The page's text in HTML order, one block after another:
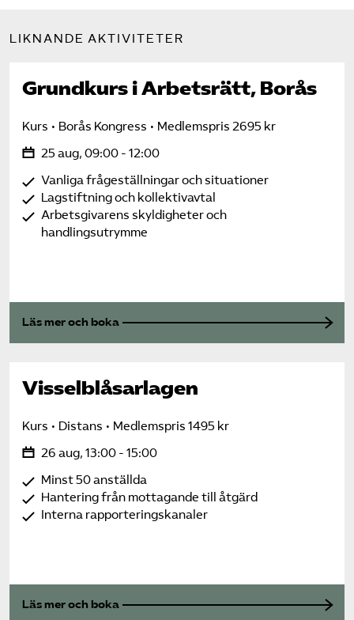
LIKNANDE AKTIVITETER
Grundkurs i Arbetsrätt, Borås
Kurs Borås Kongress
Medlemspris 2695 kr
25 aug, 09:00 - 12:00
Vanliga frågeställningar och situationer
Lagstiftning och kollektivavtal
Arbetsgivarens skyldigheter och
handlingsutrymme
Läs mer och boka
Visselblåsarlagen
Kurs Distans
Medlemspris 1495 kr
26 aug, 13:00 - 15:00
Minst 50 anställda
Hantering från mottagande till åtgärd
Interna rapporteringskanaler
Läs mer och boka